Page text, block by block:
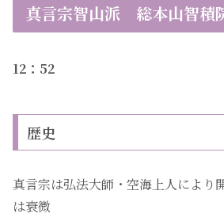
真言宗智山派 総本山智積
12：52
歴史
真言宗は弘法大師・空海上人によ
は衰微